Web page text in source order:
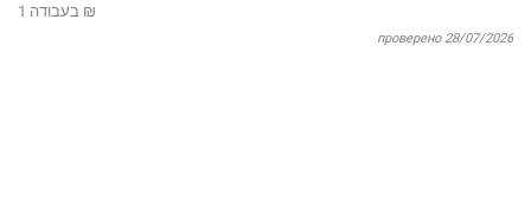
בעבודה 1 ₪
проверено 28/07/2026